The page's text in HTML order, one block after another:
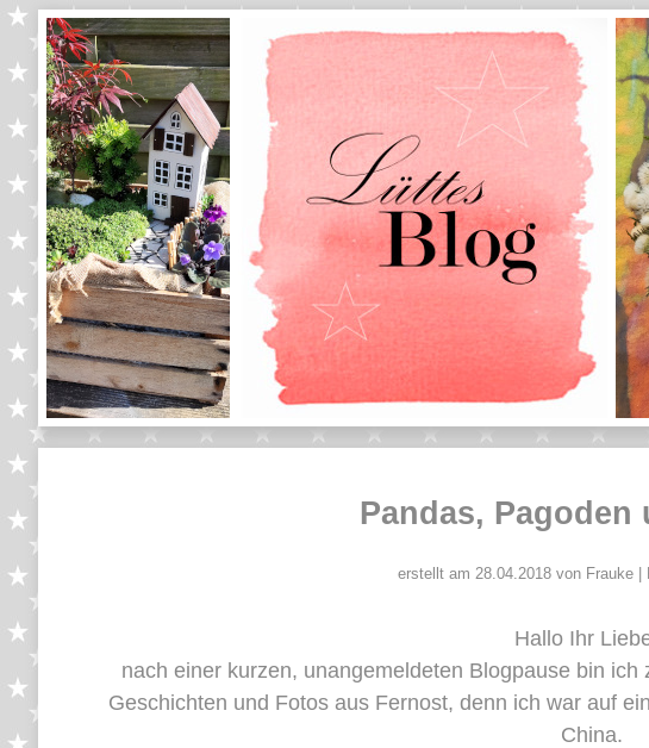
Pandas, Pagoden
erstellt am 28.04.2018 von Frauke |
Hallo Ihr
nach einer kurzen, unangemeldeten Blogpause bin
Geschichten und Fotos aus Fernost, denn ich war auf
China.